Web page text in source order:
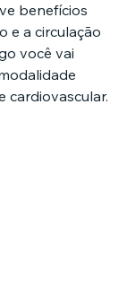
benefícios
e a circulação
você vai
cardiovascular.